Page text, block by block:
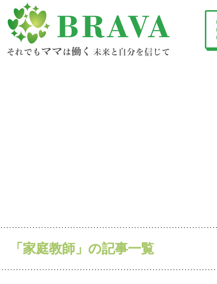
「家庭教師」の記事一覧